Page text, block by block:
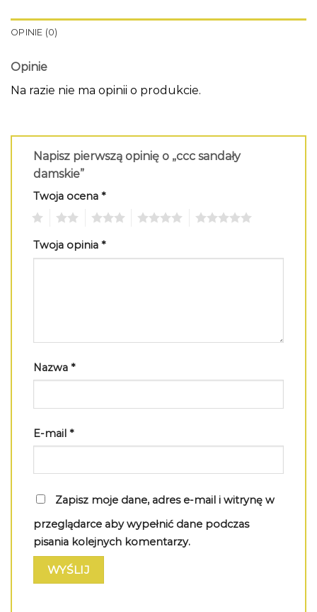
OPINIE (0)
Opinie
Na razie nie ma opinii o produkcie.
Napisz pierwszą opinię o „ccc sandały
damskie”
Twoja ocena *
Twoja opinia *
Nazwa *
E-mail *
Zapisz moje dane, adres e-mail i witrynę w
przeglądarce aby wypełnić dane podczas
pisania kolejnych komentarzy.